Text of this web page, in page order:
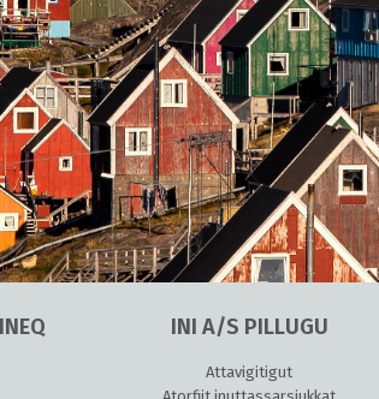
INI A/S PILLUGU
Attavigitigut